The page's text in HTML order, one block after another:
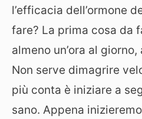
l’efficacia dell’ormone
fare? La prima cosa da
almeno un’ora al
Non serve dimagrire
più conta è iniziare a
sano. Appena